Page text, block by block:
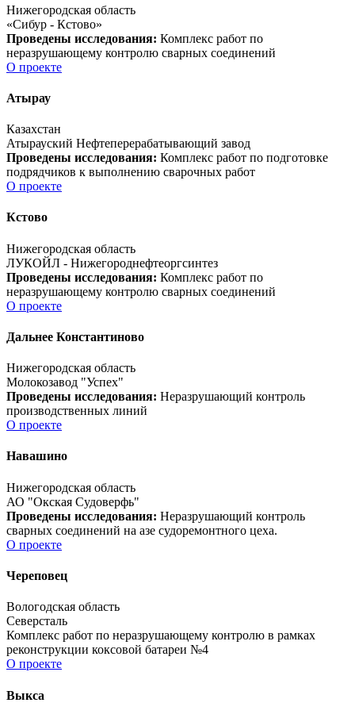
Нижегородская область
«Сибур - Кстово»
Проведены исследования: Комплекс работ по
неразрушающему контролю сварных соединений
О проекте
Атырау
Казахстан
Атырауский Нефтеперерабатывающий завод
Проведены исследования: Комплекс работ по подготовке
подрядчиков к выполнению сварочных работ
О проекте
Кстово
Нижегородская область
ЛУКОЙЛ - Нижегороднефтеоргсинтез
Проведены исследования: Комплекс работ по
неразрушающему контролю сварных соединений
О проекте
Дальнее Константиново
Нижегородская область
Молокозавод "Успех"
Проведены исследования: Неразрушающий контроль
производственных линий
О проекте
Навашино
Нижегородская область
АО "Окская Судоверфь"
Проведены исследования: Неразрушающий контроль
сварных соединений на азе судоремонтного цеха.
О проекте
Череповец
Вологодская область
Северсталь
Комплекс работ по неразрушающему контролю в рамках
реконструкции коксовой батареи №4
О проекте
Выкса